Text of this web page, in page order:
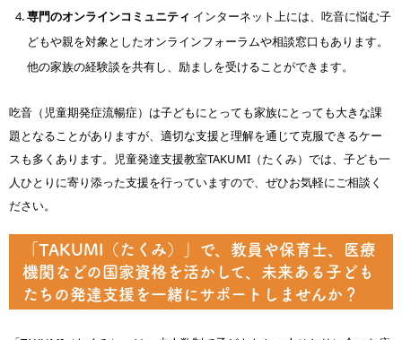
専門のオンラインコミュニティ インターネット上には、吃音に悩む子
どもや親を対象としたオンラインフォーラムや相談窓口もあります。
他の家族の経験談を共有し、励ましを受けることができます。
吃音（児童期発症流暢症）は子どもにとっても家族にとっても大きな課
題となることがありますが、適切な支援と理解を通じて克服できるケー
スも多くあります。児童発達支援教室TAKUMI（たくみ）では、子ども一
人ひとりに寄り添った支援を行っていますので、ぜひお気軽にご相談く
ださい。
「TAKUMI（たくみ）」で、教員や保育士、医療
機関などの国家資格を活かして、未来ある子ども
たちの発達支援を一緒にサポートしませんか？